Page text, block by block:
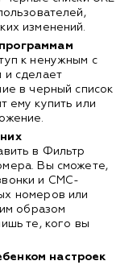
изменений.
к ненужным с
и сделает
в черный список
ему купить или
в Фильтр
Вы сможете,
и СМС-
номеров или
образом
те, кого вы
настроек